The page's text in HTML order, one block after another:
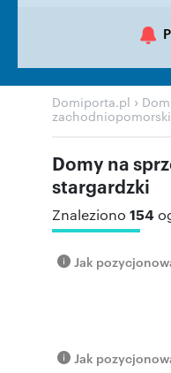
Domiporta.pl ›
Domy na
stargardzki
Znaleziono 154
Jak
Jak